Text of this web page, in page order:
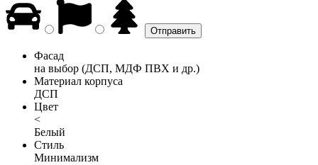
Фасад
на выбор (ДСП, МДФ ПВХ и др.)
Материал корпуса
ДСП
Цвет
<
Белый
Стиль
Минимализм